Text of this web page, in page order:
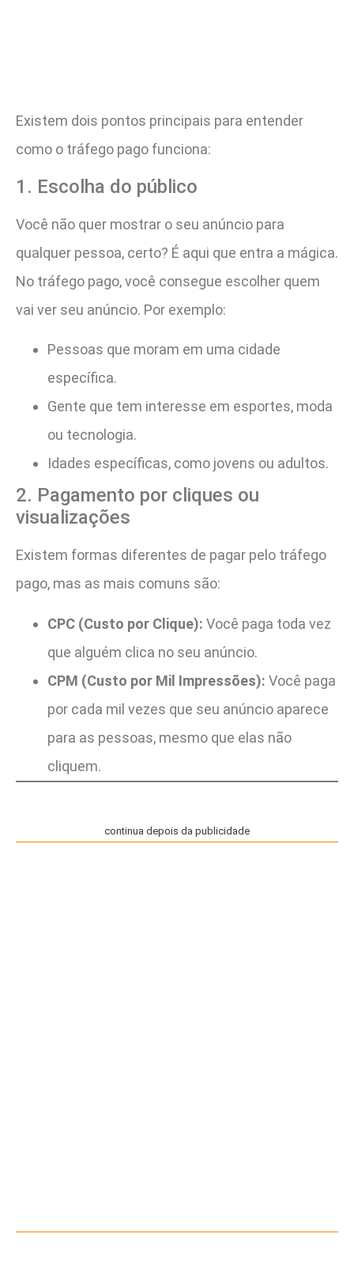
Existem dois pontos principais para entender
como o tráfego pago funciona:
1. Escolha do público
Você não quer mostrar o seu anúncio para
qualquer pessoa, certo? É aqui que entra a mágica.
No tráfego pago, você consegue escolher quem
vai ver seu anúncio. Por exemplo:
Pessoas que moram em uma cidade
específica.
Gente que tem interesse em esportes, moda
ou tecnologia.
Idades específicas, como jovens ou adultos.
2. Pagamento por cliques ou
visualizações
Existem formas diferentes de pagar pelo tráfego
pago, mas as mais comuns são:
CPC (Custo por Clique): Você paga toda vez
que alguém clica no seu anúncio.
CPM (Custo por Mil Impressões): Você paga
por cada mil vezes que seu anúncio aparece
para as pessoas, mesmo que elas não
cliquem.
continua depois da publicidade